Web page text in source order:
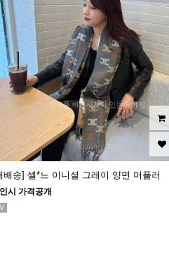
배송] 셀*느 이니셜 그레이 양면 머플러
시 가격공개